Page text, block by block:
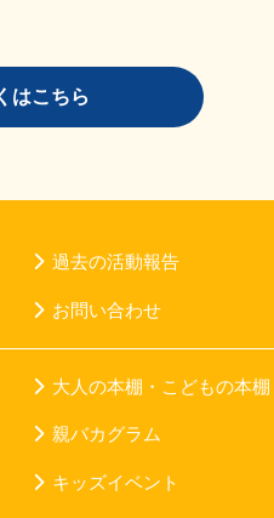
はこちら
過去の活動報告
お問い合わせ
大人の本棚・こどもの本棚
親バカグラム
キッズイベント